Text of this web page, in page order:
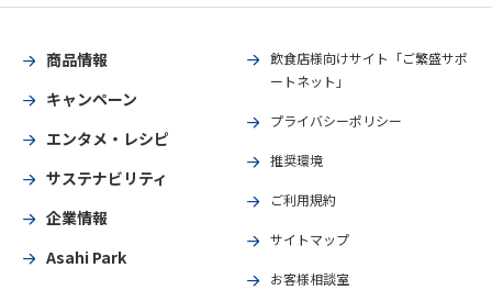
商品情報
キャンペーン
エンタメ・レシピ
サステナビリティ
企業情報
Asahi Park
飲食店様向けサイト「ご繁盛サポ
ートネット」
プライバシーポリシー
推奨環境
ご利用規約
サイトマップ
お客様相談室